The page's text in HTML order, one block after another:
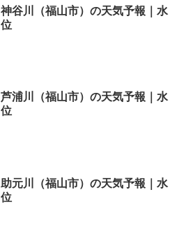
神谷川（福山市）の天気予報｜水
位
芦浦川（福山市）の天気予報｜水
位
助元川（福山市）の天気予報｜水
位